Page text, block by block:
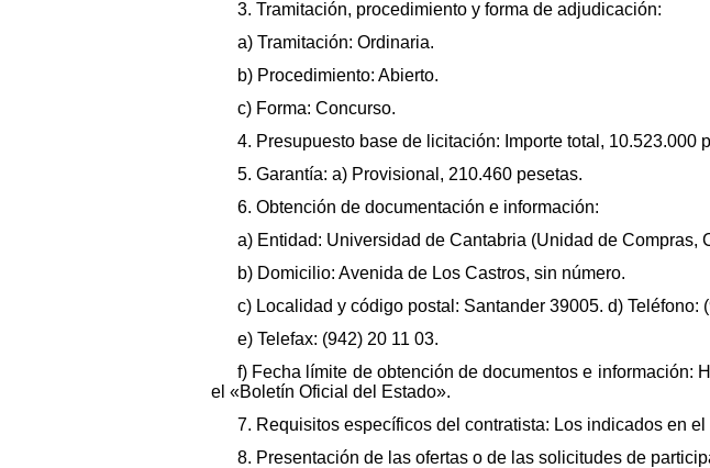
3. Tramitación, procedimiento y forma de adjudicación:
a) Tramitación: Ordinaria.
b) Procedimiento: Abierto.
c) Forma: Concurso.
4. Presupuesto base de licitación: Importe total, 10.523.000
5. Garantía: a) Provisional, 210.460 pesetas.
6. Obtención de documentación e información:
a) Entidad: Universidad de Cantabria (Unidad de Compras,
b) Domicilio: Avenida de Los Castros, sin número.
c) Localidad y código postal: Santander 39005. d) Teléfono:
e) Telefax: (942) 20 11 03.
f) Fecha límite de obtención de documentos e información:
el «Boletín Oficial del Estado».
7. Requisitos específicos del contratista: Los indicados en
8. Presentación de las ofertas o de las solicitudes de